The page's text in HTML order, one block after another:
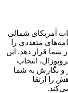
آمریکای شمالی
متعددی را
شما قرار دهد. این
انتخاب
و نگارش به شما
را ارتقا